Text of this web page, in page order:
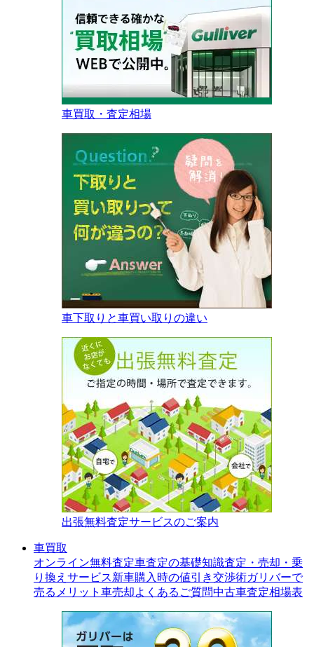
車買取・査定相場
車下取りと車買い取りの違い
出張無料査定サービスのご案内
車買取
オンライン無料査定車査定の基礎知識査定・売却・乗
り換えサービス新車購入時の値引き交渉術ガリバーで
売るメリット 車売却よくあるご質問中古車査定相場表